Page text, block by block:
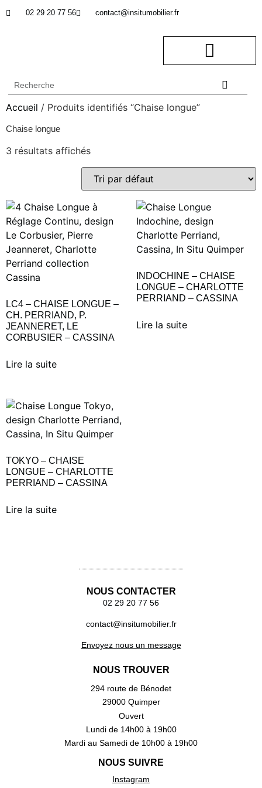
02 29 20 77 56 contact@insitumobilier.fr
Accueil / Produits identifiés “Chaise longue”
Chaise longue
3 résultats affichés
LC4 – CHAISE LONGUE –
CH. PERRIAND, P.
JEANNERET, LE
CORBUSIER – CASSINA
Lire la suite
INDOCHINE – CHAISE
LONGUE – CHARLOTTE
PERRIAND – CASSINA
Lire la suite
TOKYO – CHAISE
LONGUE – CHARLOTTE
PERRIAND – CASSINA
Lire la suite
NOUS CONTACTER
02 29 20 77 56
contact@insitumobilier.fr
Envoyez nous un message
NOUS TROUVER
294 route de Bénodet
29000 Quimper
Ouvert
Lundi de 14h00 à 19h00
Mardi au Samedi de 10h00 à 19h00
NOUS SUIVRE
Instagram